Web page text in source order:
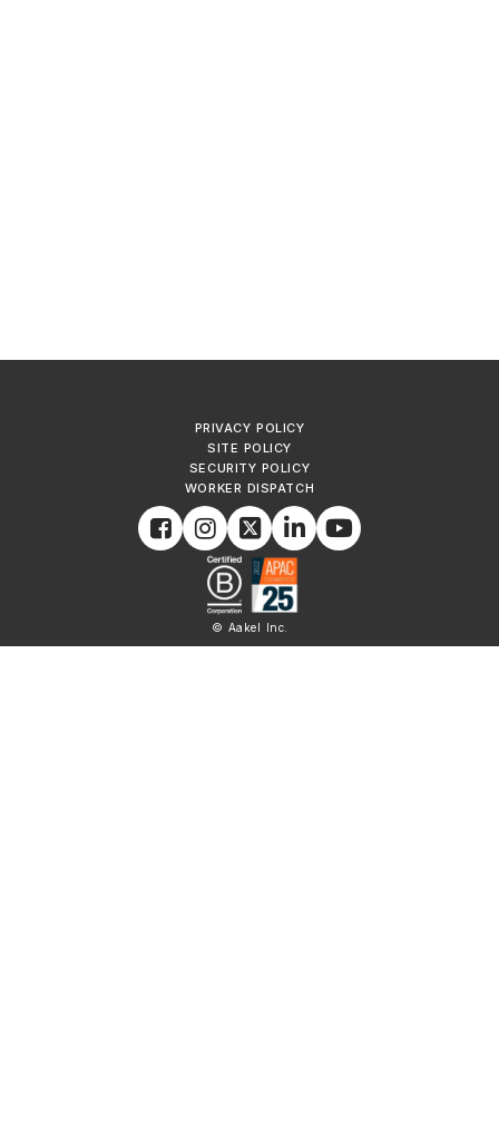
PRIVACY POLICY
SITE POLICY
SECURITY POLICY
WORKER DISPATCH
© Aakel Inc.